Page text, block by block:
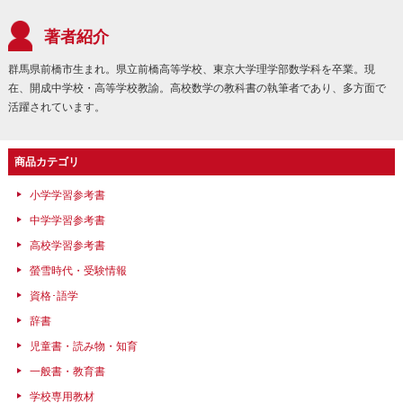
著者紹介
群馬県前橋市生まれ。県立前橋高等学校、東京大学理学部数学科を卒業。現
在、開成中学校・高等学校教諭。高校数学の教科書の執筆者であり、多方面で
活躍されています。
商品カテゴリ
小学学習参考書
中学学習参考書
高校学習参考書
螢雪時代・受験情報
資格･語学
辞書
児童書・読み物・知育
一般書・教育書
学校専用教材